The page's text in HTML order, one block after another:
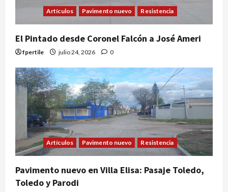
Artículos Pavimento nuevo Resistencia
El Pintado desde Coronel Falcón a José Ameri
fpertile julio 24, 2026 0
Artículos Pavimento nuevo Resistencia
Pavimento nuevo en Villa Elisa: Pasaje Toledo,
Toledo y Parodi